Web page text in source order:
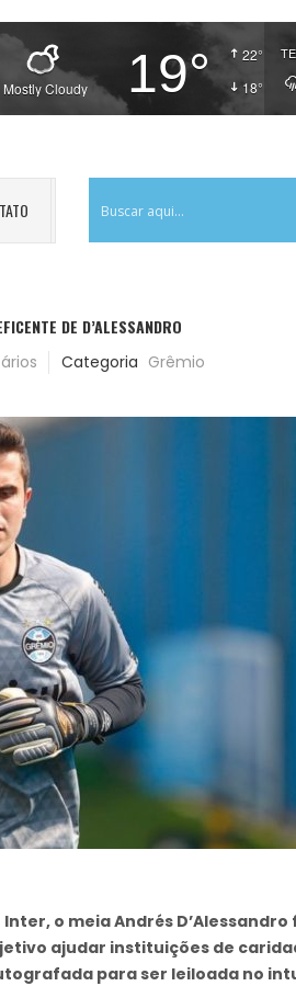
22°
18°
Mostly Cloudy 19°
DE D’ALESSANDRO
Categoria Grêmio
o meia Andrés
ajudar instituições de
para ser leiloada no